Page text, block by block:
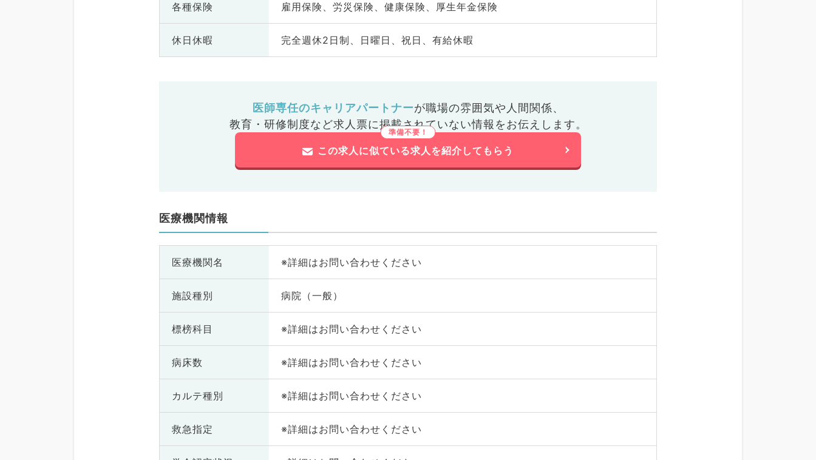
各種保険 雇用保険、労災保険、健康保険、厚生年金保険
休日休暇 完全週休2日制、日曜日、祝日、有給休暇
医師専任のキャリアパートナーが職場の雰囲気や人間関係、
教育・研修制度など求人票に掲載されていない情報をお伝えします。
この求人に似ている求人を紹介してもらう
医療機関情報
医療機関名 ※詳細はお問い合わせください
施設種別 病院（一般）
標榜科目 ※詳細はお問い合わせください
病床数 ※詳細はお問い合わせください
カルテ種別 ※詳細はお問い合わせください
救急指定 ※詳細はお問い合わせください